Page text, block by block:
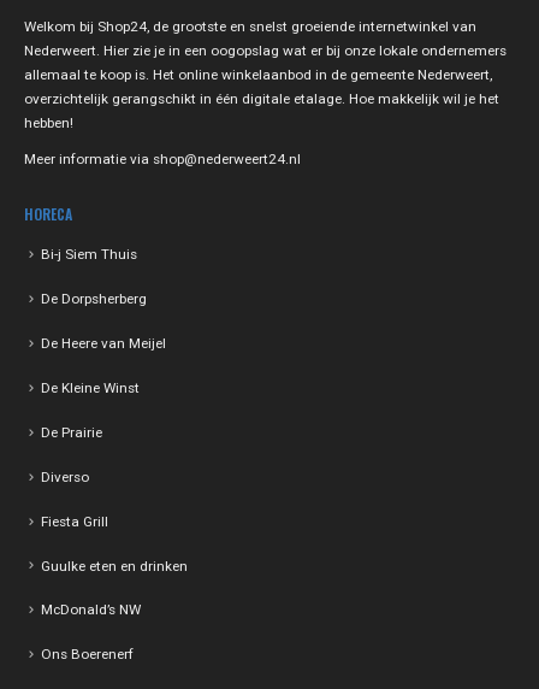
Welkom bij Shop24, de grootste en snelst groeiende internetwinkel van
Nederweert. Hier zie je in een oogopslag wat er bij onze lokale ondernemers
allemaal te koop is. Het online winkelaanbod in de gemeente Nederweert,
overzichtelijk gerangschikt in één digitale etalage. Hoe makkelijk wil je het
hebben!
Meer informatie via shop@nederweert24.nl
HORECA
Bi-j Siem Thuis
De Dorpsherberg
De Heere van Meijel
De Kleine Winst
De Prairie
Diverso
Fiesta Grill
Guulke eten en drinken
McDonald’s NW
Ons Boerenerf